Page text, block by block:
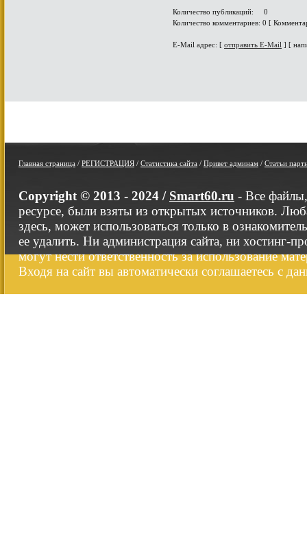
Количество публикаций: 0
Количество комментариев: 0 [
E-Mail адрес: [ отправить E-Mail ] [
Главная страница / РЕГИСТРАЦИЯ / Статистика сайта / Привет админам / Статьи
Copyright © 2013 - 2024 / Smart60.ru - Все
ресурсе, были взяты из открытых источников.
здесь, может использоваться только в
ее удалить. Ни администрация сайта, ни хостинг-
могут нести ответственность за использование
Входя на сайт вы автоматически соглашаетесь с